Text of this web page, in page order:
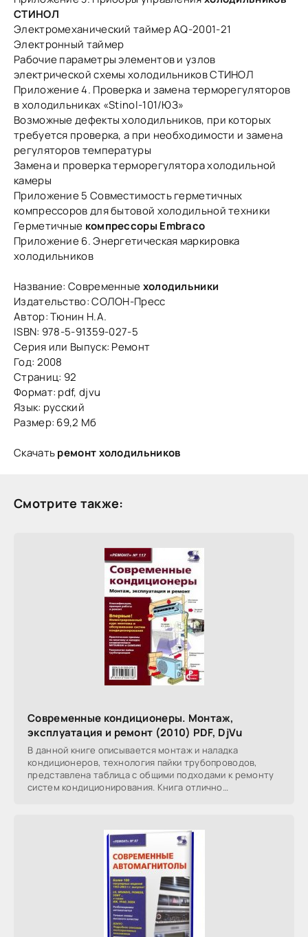
СТИНОЛ
Электромеханический таймер AQ-2001-21
Электронный таймер
Рабочие параметры элементов и узлов
электрической схемы холодильников СТИНОЛ
Приложение 4. Проверка и замена терморегуляторов
в холодильниках «Stinol-101/ЮЗ»
Возможные дефекты холодильников, при которых
требуется проверка, а при необходимости и замена
регуляторов температуры
Замена и проверка терморегулятора холодильной
камеры
Приложение 5 Совместимость герметичных
компрессоров для бытовой холодильной техники
Герметичные компрессоры Embraco
Приложение 6. Энергетическая маркировка
холодильников
Название: Современныехолодильники
Издательство: СОЛОН-Пресс
Автор: Тюнин Н.А.
ISBN: 978-5-91359-027-5
Серия или Выпуск: Ремонт
Год: 2008
Страниц: 92
Формат: pdf, djvu
Язык: русский
Размер: 69,2 Мб
Скачатьремонт холодильников
Смотрите также:
Современные кондиционеры. Монтаж,
эксплуатация и ремонт (2010) PDF, DjVu
В данной книге описывается монтаж и наладка
кондиционеров, технология пайки трубопроводов,
представлена таблица с общими подходами к ремонту
систем кондиционирования. Книга отлично